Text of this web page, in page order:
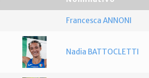
Francesca ANNONI
Nadia BATTOCLETTI